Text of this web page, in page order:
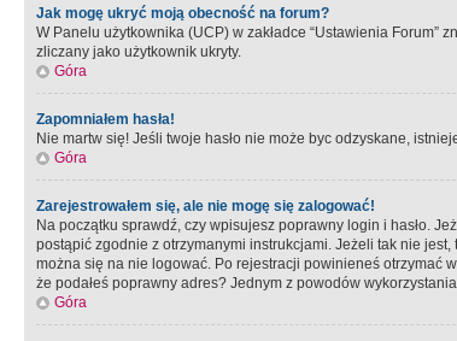
Jak mogę ukryć moją obecność na forum?
W Panelu użytkownika (UCP) w zakładce “Ustawienia
zliczany jako użytkownik ukryty.
Góra
Zapomniałem hasła!
Nie martw się! Jeśli twoje hasło nie może byc odzyskane,
Góra
Zarejestrowałem się, ale nie mogę się zalogować!
Na początku sprawdź, czy wpisujesz poprawny login i hasło.
postąpić zgodnie z otrzymanymi instrukcjami. Jeżeli tak nie
można się na nie logować. Po rejestracji powinieneś otrzymać
że podałeś poprawny adres? Jednym z powodów
Góra